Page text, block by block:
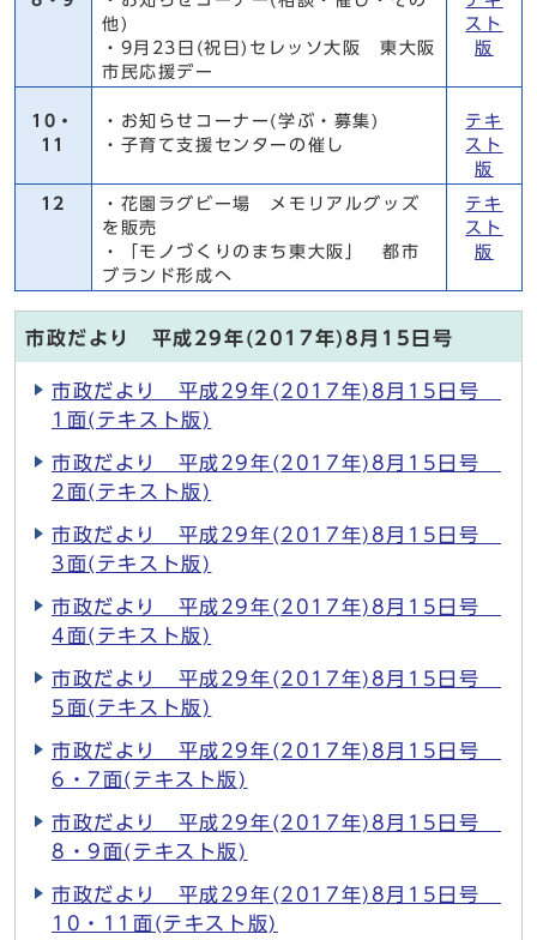
他)
・9月23日(祝日)セレッソ大阪 東大阪
市民応援デー
スト
版
10・
11
・お知らせコーナー(学ぶ・募集)
・子育て支援センターの催し
テキ
スト
版
12
・花園ラグビー場 メモリアルグッズ
を販売
・「モノづくりのまち東大阪」 都市
ブランド形成へ
テキ
スト
版
市政だより 平成29年(2017年)8月15日号
市政だより 平成29年(2017年)8月15日号
1面(テキスト版)
市政だより 平成29年(2017年)8月15日号
2面(テキスト版)
市政だより 平成29年(2017年)8月15日号
3面(テキスト版)
市政だより 平成29年(2017年)8月15日号
4面(テキスト版)
市政だより 平成29年(2017年)8月15日号
5面(テキスト版)
市政だより 平成29年(2017年)8月15日号
6・7面(テキスト版)
市政だより 平成29年(2017年)8月15日号
8・9面(テキスト版)
市政だより 平成29年(2017年)8月15日号
10・11面(テキスト版)